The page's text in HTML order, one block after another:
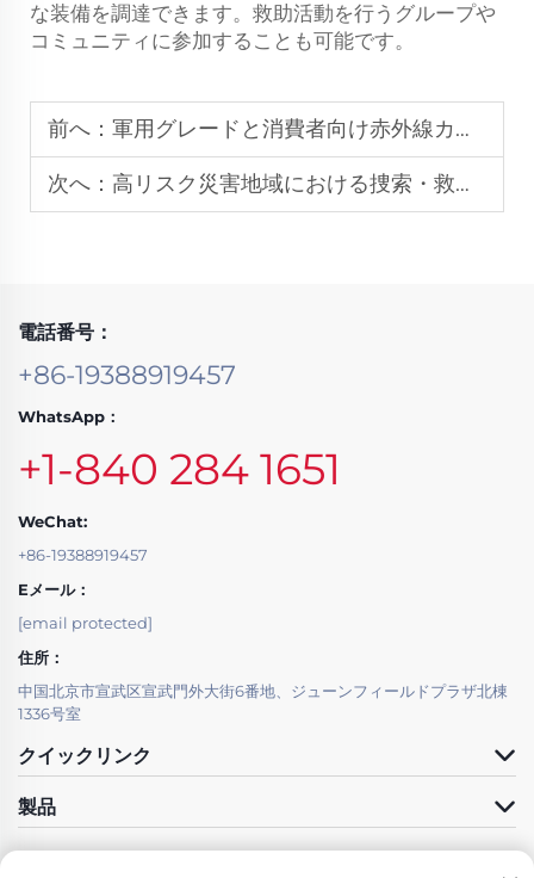
な装備を調達できます。救助活動を行うグループや
コミュニティに参加することも可能です。
前へ： 軍用グレードと消費者向け赤外線カメラ：違いは何ですか？
次へ： 高リスク災害地域における捜索・救助装備の役割
電話番号：
+86-19388919457
WhatsApp：
+1-840 284 1651
WeChat:
+86-19388919457
Eメール：
[email protected]
住所：
中国北京市宣武区宣武門外大街6番地、ジューンフィールドプラザ北棟
1336号室
クイックリンク
製品